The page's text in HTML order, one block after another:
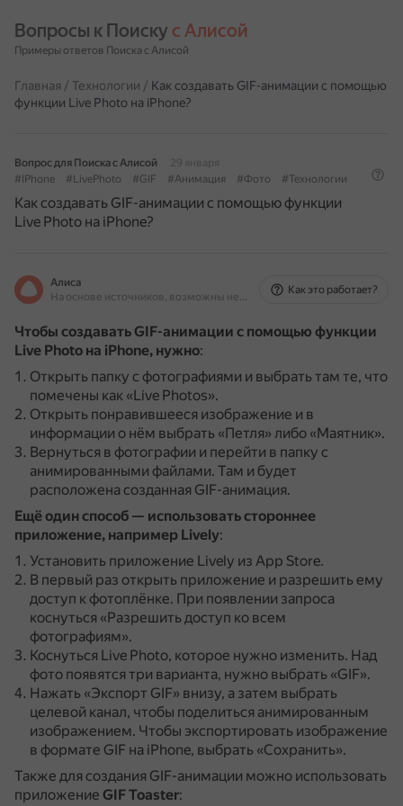
Вопросы к Поиску с Алисой
Примеры ответов Поиска с Алисой
Главная / Технологии / Как создавать GIF-анимации с помощью
функции Live Photo на iPhone?
Вопрос для Поиска с Алисой
29 января
#IPhone
#LivePhoto #GIF #Анимация #Фото #Технологии
Как создавать GIF-анимации с помощью функции
Live Photo на iPhone?
Алиса
На основе источников, возможны неточности
Как это работает?
Чтобы создавать GIF-анимации с помощью функции
Live Photo на iPhone, нужно:
Открыть папку с фотографиями и выбрать там те, что
помечены как «Live Photos».
Открыть понравившееся изображение и в
информации о нём выбрать «Петля» либо «Маятник».
Вернуться в фотографии и перейти в папку с
анимированными файлами. Там и будет
расположена созданная GIF-анимация.
Ещё один способ — использовать стороннее
приложение, например Lively:
Установить приложение Lively из App Store.
В первый раз открыть приложение и разрешить ему
доступ к фотоплёнке. При появлении запроса
коснуться «Разрешить доступ ко всем
фотографиям».
Коснуться Live Photo, которое нужно изменить. Над
фото появятся три варианта, нужно выбрать «GIF».
Нажать «Экспорт GIF» внизу, а затем выбрать
целевой канал, чтобы поделиться анимированным
изображением. Чтобы экспортировать изображение
в формате GIF на iPhone, выбрать «Сохранить».
Также для создания GIF-анимации можно использовать
приложение GIF Toaster: